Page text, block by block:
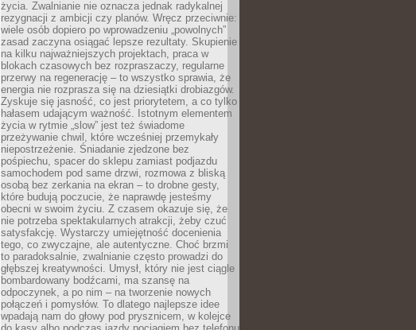
życia. Zwalnianie nie oznacza jednak radykalnej
rezygnacji z ambicji czy planów. Wręcz przeciwnie:
wiele osób dopiero po wprowadzeniu „powolnych”
zasad zaczyna osiągać lepsze rezultaty. Skupienie
na kilku najważniejszych projektach, praca w
blokach czasowych bez rozpraszaczy, regularne
przerwy na regenerację – to wszystko sprawia, że
energia nie rozprasza się na dziesiątki drobiazgów.
Zyskuje się jasność, co jest priorytetem, a co tylko
hałasem udającym ważność. Istotnym elementem
życia w rytmie „slow” jest też świadome
przeżywanie chwil, które wcześniej przemykały
niepostrzeżenie. Śniadanie zjedzone bez
pośpiechu, spacer do sklepu zamiast podjazdu
samochodem pod same drzwi, rozmowa z bliską
osobą bez zerkania na ekran – to drobne gesty,
które budują poczucie, że naprawdę jesteśmy
obecni w swoim życiu. Z czasem okazuje się, że
nie potrzeba spektakularnych atrakcji, żeby czuć
satysfakcję. Wystarczy umiejętność docenienia
tego, co zwyczajne, ale autentyczne. Choć brzmi
to paradoksalnie, zwalnianie często prowadzi do
głębszej kreatywności. Umysł, który nie jest ciągle
bombardowany bodźcami, ma szansę na
odpoczynek, a po nim – na tworzenie nowych
połączeń i pomysłów. To dlatego najlepsze idee
wpadają nam do głowy pod prysznicem, w kolejce